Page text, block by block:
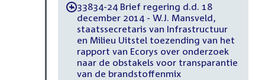
-33834-24 Brief regering d.d. 18
december 2014 - W.J. Mansveld,
staatssecretaris van Infrastructuur
en Milieu Uitstel toezending van het
rapport van Ecorys over onderzoek
naar de obstakels voor transparantie
van de brandstoffenmix